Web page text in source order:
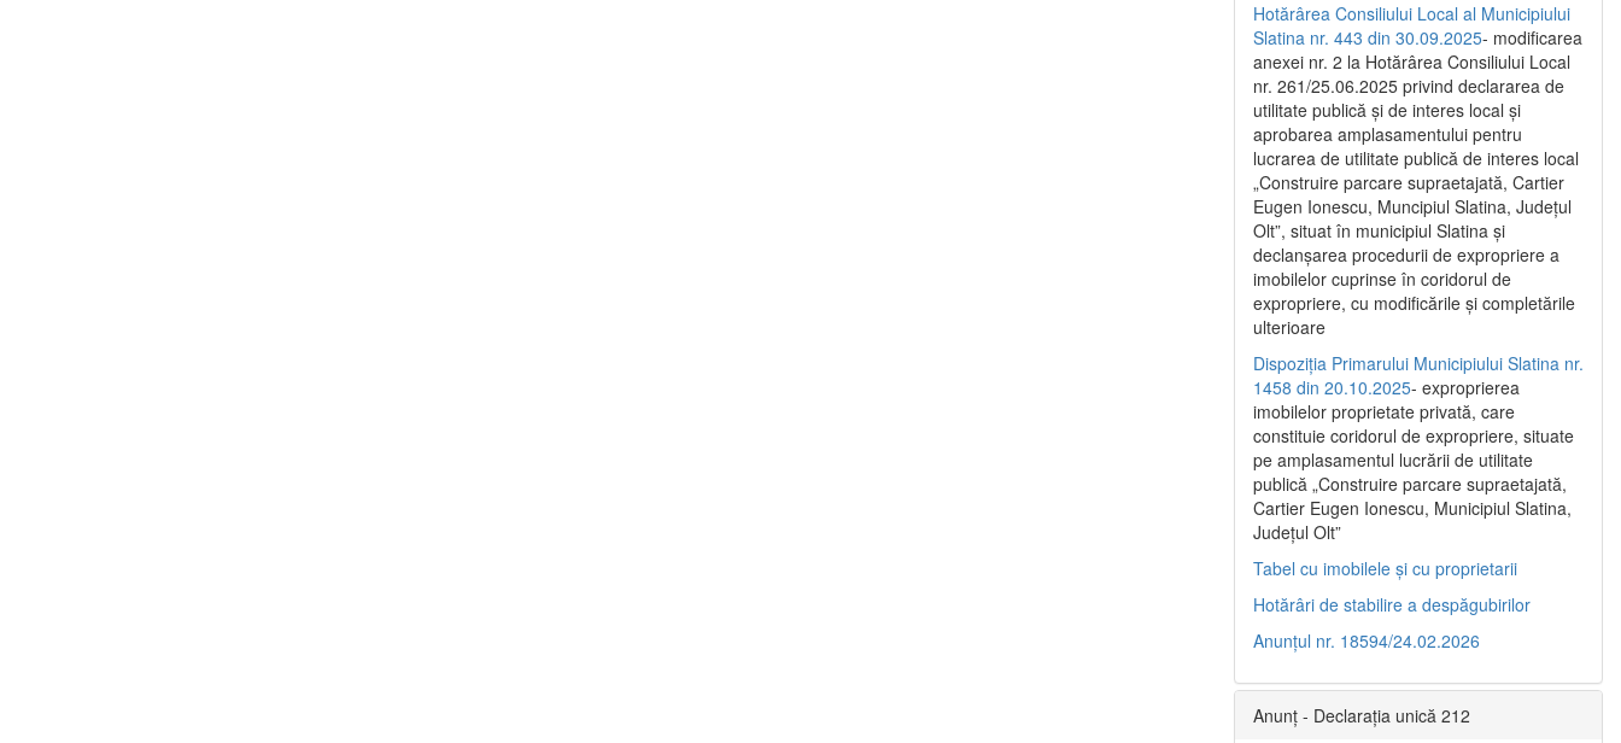
Hotărârea Consiliului Local al Municipiului
Slatina nr. 443 din 30.09.2025- modificarea
anexei nr. 2 la Hotărârea Consiliului Local
nr. 261/25.06.2025 privind declararea de
utilitate publică şi de interes local şi
aprobarea amplasamentului pentru
lucrarea de utilitate publică de interes local
„Construire parcare supraetajată, Cartier
Eugen Ionescu, Muncipiul Slatina, Judeţul
Olt”, situat în municipiul Slatina şi
declanşarea procedurii de expropriere a
imobilelor cuprinse în coridorul de
expropriere, cu modificările şi completările
ulterioare
Dispoziția Primarului Municipiului Slatina nr.
1458 din 20.10.2025- exproprierea
imobilelor proprietate privată, care
constituie coridorul de expropriere, situate
pe amplasamentul lucrării de utilitate
publică „Construire parcare supraetajată,
Cartier Eugen Ionescu, Municipiul Slatina,
Județul Olt”
Tabel cu imobilele și cu proprietarii
Hotărâri de stabilire a despăgubirilor
Anunțul nr. 18594/24.02.2026
Anunț - Declarația unică 212